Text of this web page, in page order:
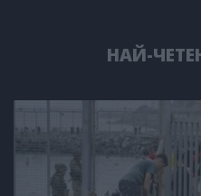
НАЙ-